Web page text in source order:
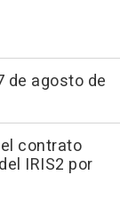
de agosto de
contrato
IRIS2 por